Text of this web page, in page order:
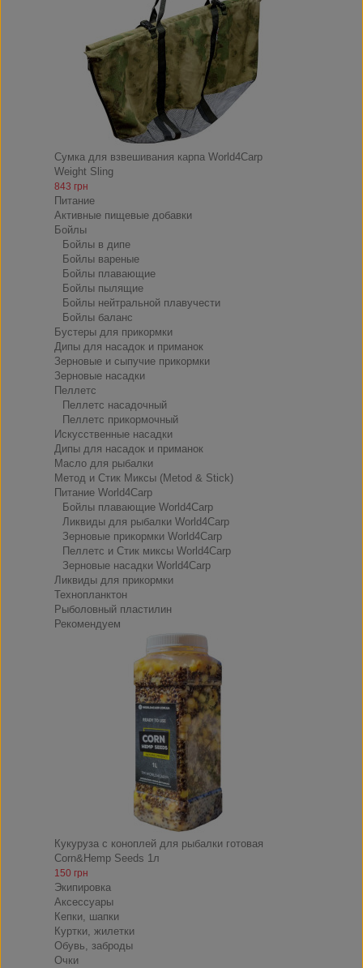
Сумка для взвешивания карпа World4Carp
Weight Sling
843 грн
Питание
Активные пищевые добавки
Бойлы
Бойлы в дипе
Бойлы вареные
Бойлы плавающие
Бойлы пылящие
Бойлы нейтральной плавучести
Бойлы баланс
Бустеры для прикормки
Дипы для насадок и приманок
Зерновые и сыпучие прикормки
Зерновые насадки
Пеллетс
Пеллетс насадочный
Пеллетс прикормочный
Искусственные насадки
Дипы для насадок и приманок
Масло для рыбалки
Метод и Стик Миксы (Metod & Stick)
Питание World4Carp
Бойлы плавающие World4Carp
Ликвиды для рыбалки World4Carp
Зерновые прикормки World4Carp
Пеллетс и Стик миксы World4Carp
Зерновые насадки World4Carp
Ликвиды для прикормки
Технопланктон
Рыболовный пластилин
Рекомендуем
Кукуруза с коноплей для рыбалки готовая
Corn&Hemp Seeds 1л
150 грн
Экипировка
Аксессуары
Кепки, шапки
Куртки, жилетки
Обувь, заброды
Очки